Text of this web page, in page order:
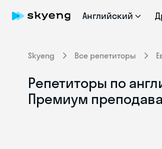
Английский
Skyeng Все репетиторы
Репетиторы по
Премиум